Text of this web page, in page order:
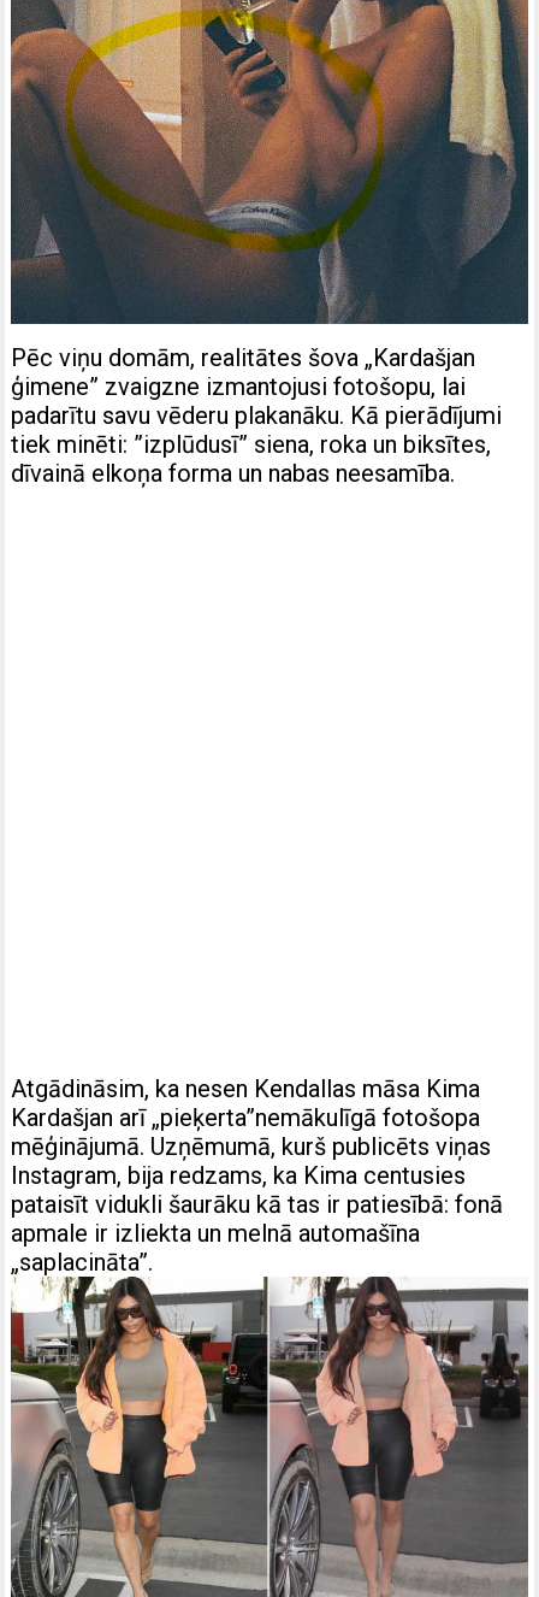
Pēc viņu domām, realitātes šova „Kardašjan
ģimene” zvaigzne izmantojusi fotošopu, lai
padarītu savu vēderu plakanāku. Kā pierādījumi
tiek minēti: ”izplūdusī” siena, roka un biksītes,
dīvainā elkoņa forma un nabas neesamība.
Atgādināsim, ka nesen Kendallas māsa Kima
Kardašjan arī „pieķerta”nemākulīgā fotošopa
mēģinājumā. Uzņēmumā, kurš publicēts viņas
Instagram, bija redzams, ka Kima centusies
pataisīt vidukli šaurāku kā tas ir patiesībā: fonā
apmale ir izliekta un melnā automašīna
„saplacināta”.